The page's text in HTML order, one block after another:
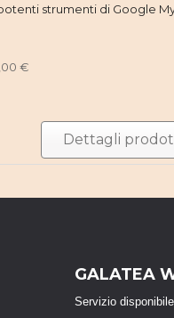
strumenti di Google My
€
Dettagli
GALATEA
Servizio